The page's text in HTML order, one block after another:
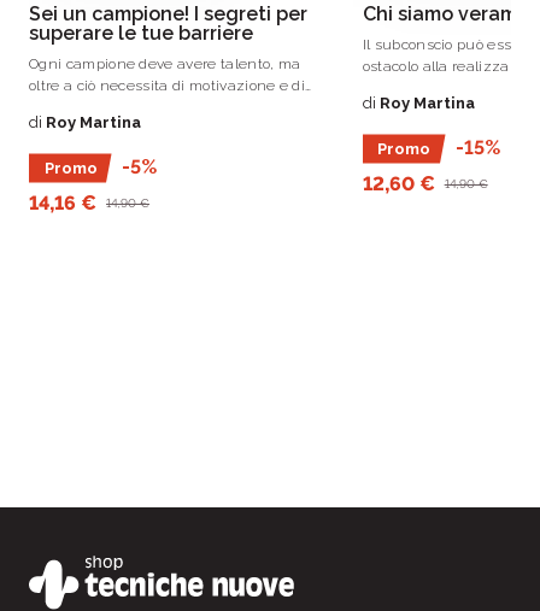
Sei un campione! I segreti per
superare le tue barriere
Ogni campione deve avere talento, ma
oltre a ciò necessita di motivazione e di
di Roy Martina
Promo
-5%
14,16 €
14,90 €
Chi siamo
Il subconscio può
ostacolo alla
di Roy Martina
Promo
-15%
12,60 €
14,90 €